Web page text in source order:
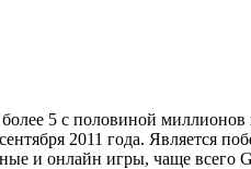
5 с половиной
2011 года. Является
и онлайн игры, чаще всего